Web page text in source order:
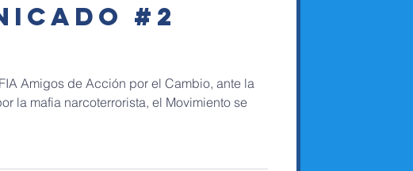
#2
Amigos de Acción por el Cambio, ante la
la mafia narcoterrorista, el Movimiento se